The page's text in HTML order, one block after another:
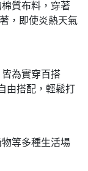
質布料，穿著
，即使炎熱天氣
為實穿百搭
由搭配，輕鬆打
等多種生活場